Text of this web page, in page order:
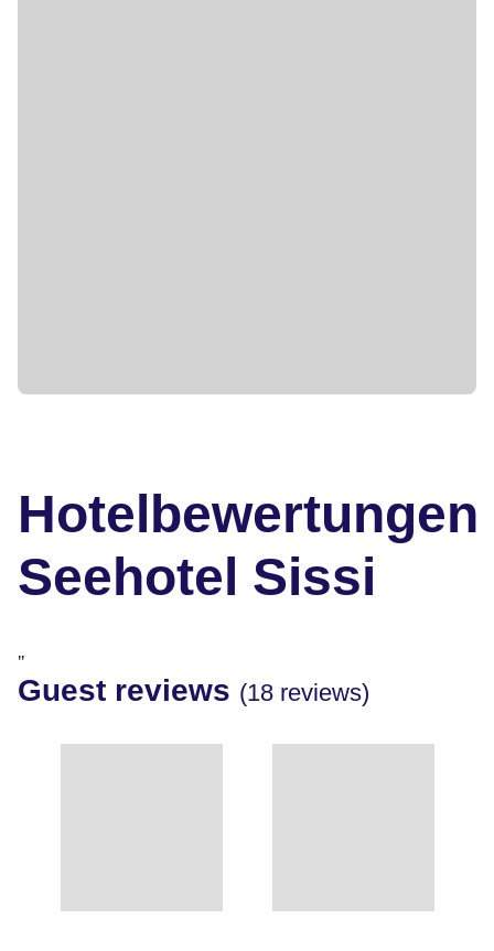
Hotelbewertungen
Seehotel Sissi
"
Guest reviews (18 reviews)